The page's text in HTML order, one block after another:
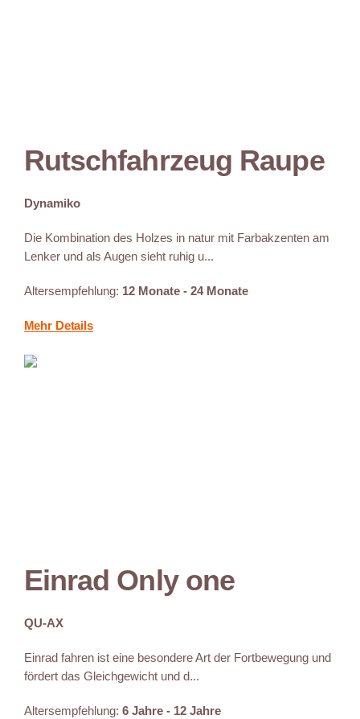
Rutschfahrzeug Raupe
Dynamiko
Die Kombination des Holzes in natur mit Farbakzenten am
Lenker und als Augen sieht ruhig u...
Altersempfehlung: 12 Monate - 24 Monate
Mehr Details
Einrad Only one
QU-AX
Einrad fahren ist eine besondere Art der Fortbewegung und
fördert das Gleichgewicht und d...
Altersempfehlung: 6 Jahre - 12 Jahre